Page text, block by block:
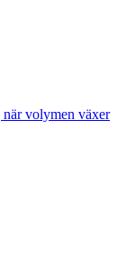
volymen växer